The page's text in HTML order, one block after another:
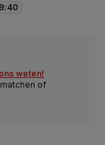
:39
weten!
of